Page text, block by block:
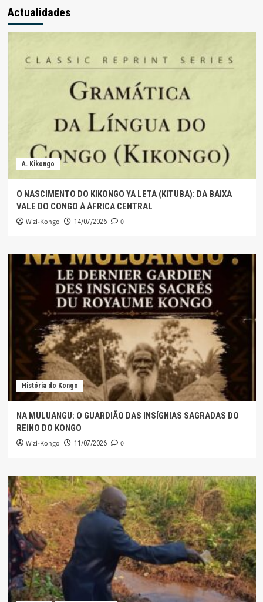
Actualidades
A. Kikongo
O NASCIMENTO DO KIKONGO YA LETA (KITUBA): DA BAIXA
VALE DO CONGO À ÁFRICA CENTRAL
Wizi-Kongo 14/07/2026 0
História do Kongo
NA MULUANGU: O GUARDIÃO DAS INSÍGNIAS SAGRADAS DO
REINO DO KONGO
Wizi-Kongo 11/07/2026 0